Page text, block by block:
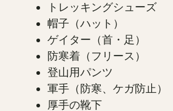
トレッキングシューズ
帽子（ハット）
ゲイター（首・足）
防寒着（フリース）
登山用パンツ
軍手（防寒、ケガ防止）
厚手の靴下